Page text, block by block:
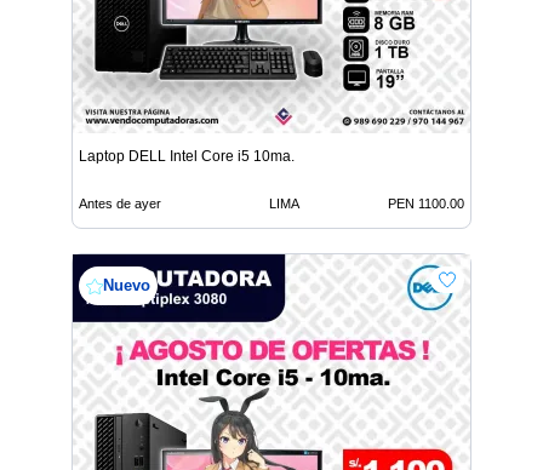
Laptop DELL Intel Core i5 10ma.
Antes de ayer LIMA PEN 1100.00
Nuevo